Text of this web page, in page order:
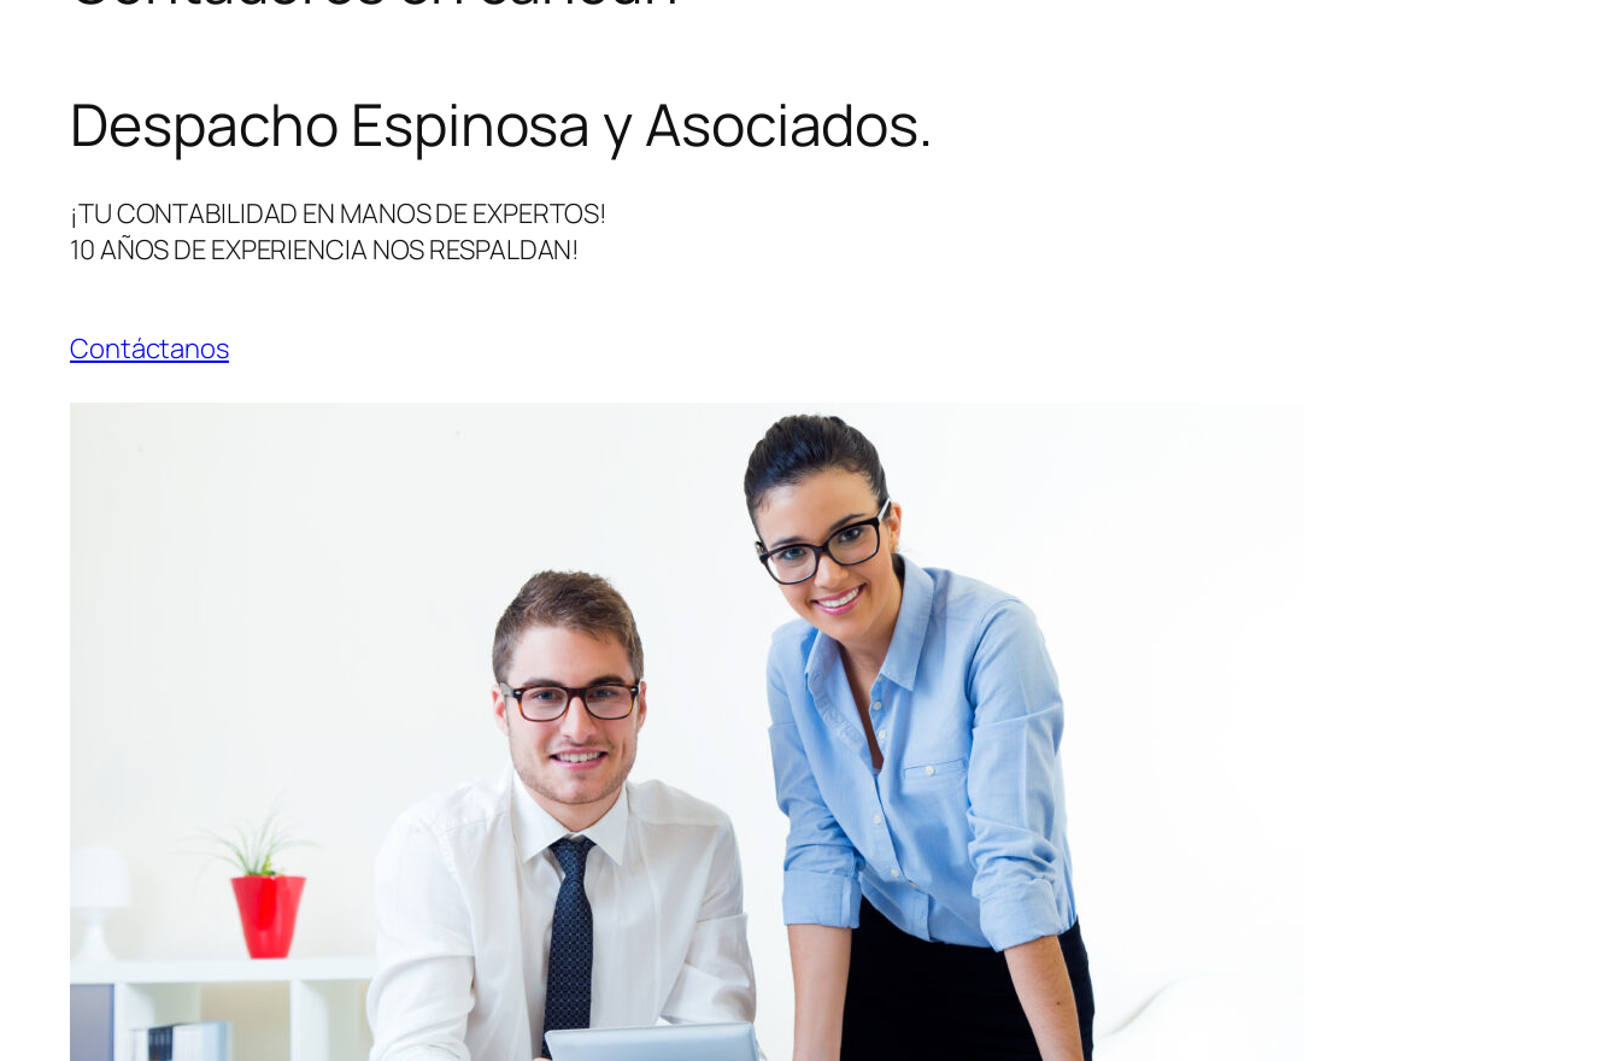
Despacho Espinosa y Asociados.
¡TU CONTABILIDAD EN MANOS DE EXPERTOS!
10 AÑOS DE EXPERIENCIA NOS RESPALDAN!
Contáctanos